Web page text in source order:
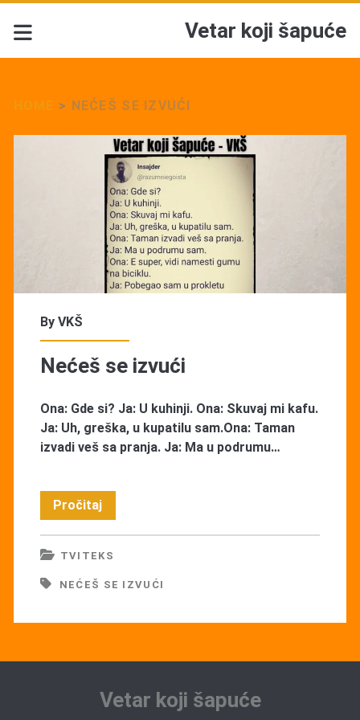
Vetar koji šapuće
> NEĆEŠ SE IZVUĆI
<span>Nećeš
izvući</span>
By VKŠ
Nećeš se izvući
Ona: Gde si? Ja: U kuhinji. Ona: Skuvaj mi kafu.
Ja: Uh, greška, u kupatilu sam.Ona: Taman
izvadi veš sa pranja. Ja: Ma u podrumu…
PročitajNećeš
se
izvući
TVITEKS
NEĆEŠ SE IZVUĆI
Vetar koji šapuće